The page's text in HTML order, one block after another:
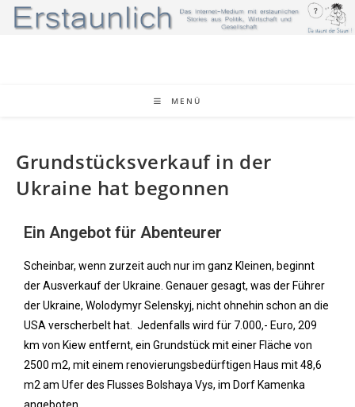
MENÜ
Grundstücksverkauf in der
Ukraine hat begonnen
Ein Angebot für Abenteurer
Scheinbar, wenn zurzeit auch nur im ganz Kleinen, beginnt
der Ausverkauf der Ukraine. Genauer gesagt, was der Führer
der Ukraine, Wolodymyr Selenskyj, nicht ohnehin schon an die
USA verscherbelt hat. Jedenfalls wird für 7.000,- Euro, 209
km von Kiew entfernt, ein Grundstück mit einer Fläche von
2500 m2, mit einem renovierungsbedürftigen Haus mit 48,6
m2 am Ufer des Flusses Bolshaya Vys, im Dorf Kamenka